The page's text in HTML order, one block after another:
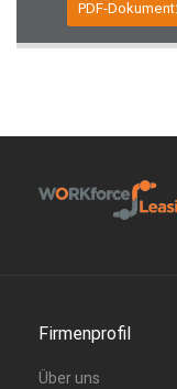
PDF-
Firmenprofil
Über uns